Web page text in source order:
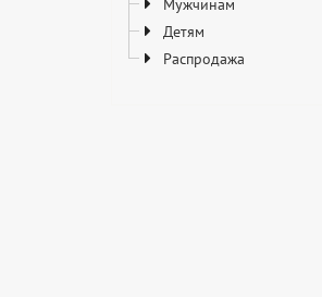
Мужчинам
Детям
Распродажа